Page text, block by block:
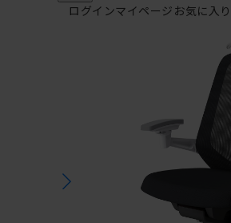
ログインマイページ お気に入り